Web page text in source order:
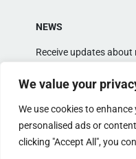
We value your
We use cookies to
personalised ads or
clicking "Accept All", you
NEWS
Receive updates